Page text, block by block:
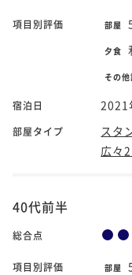
項目別評価 部屋
夕食
その
宿泊日 2021
部屋タイプ
スタ
広々
40代前半
総合点
項目別評価 部屋